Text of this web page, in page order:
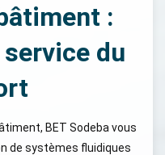
:
du
BET Sodeba vous
de systèmes fluidiques